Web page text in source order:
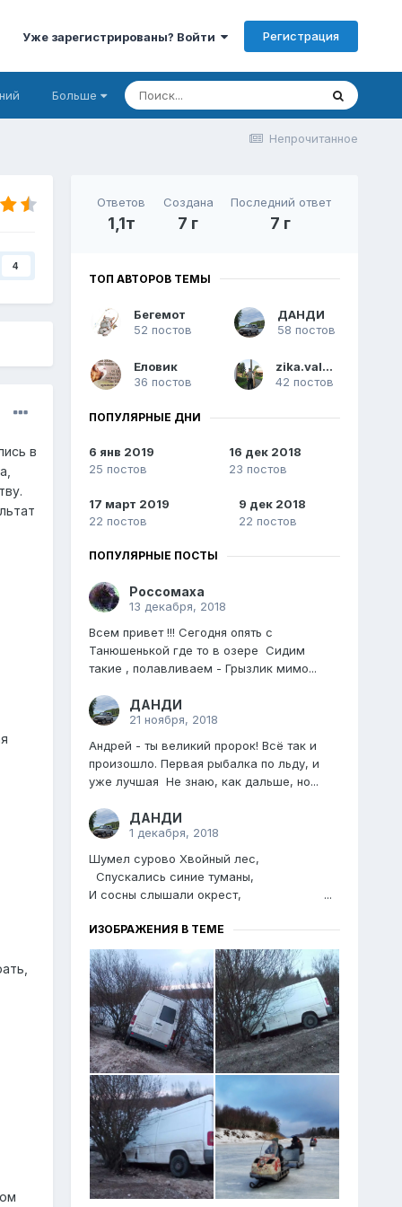
Уже зарегистрированы? Войти Регистрация
Больше
Непрочитанное
4
в
Ответов
1,1т
Создана
7 г
Последний ответ
7 г
ТОП АВТОРОВ ТЕМЫ
Бегемот
52 постов
ДАНДИ
58 постов
Еловик
36 постов
zika.valera
42 постов
ПОПУЛЯРНЫЕ ДНИ
6 янв 2019
25 постов
16 дек 2018
23 постов
17 март 2019
22 постов
9 дек 2018
22 постов
ПОПУЛЯРНЫЕ ПОСТЫ
Россомаха
13 декабря, 2018
Всем привет !!! Сегодня опять с
Танюшенькой где то в озере Сидим
такие , полавливаем - Грызлик мимо...
ДАНДИ
21 ноября, 2018
Андрей - ты великий пророк! Всё так и
произошло. Первая рыбалка по льду, и
уже лучшая Не знаю, как дальше, но...
ДАНДИ
1 декабря, 2018
Шумел сурово Хвойный лес,
Спускались синие туманы,
И сосны слышали окрест, ...
ИЗОБРАЖЕНИЯ В ТЕМЕ